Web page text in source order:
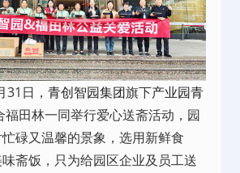
日，青创智园集团旗下产业园青
福田林一同举行爱心送斋活动，园
碌又温馨的景象，选用新鲜食
斋饭，只为给园区企业及员工送